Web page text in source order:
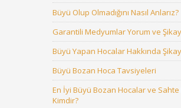
Büyü Olup Olmadığını Nasıl Anlarız?
Garantili Medyumlar Yorum ve
Büyü Yapan Hocalar Hakkında
Büyü Bozan Hoca Tavsiyeleri
En İyi Büyü Bozan Hocalar ve
Kimdir?